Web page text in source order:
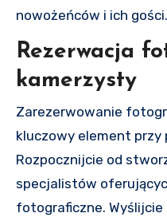
nowożeńców i ich gości.
Rezerwacja
kamerzysty
Zarezerwowanie
kluczowy element przy
Rozpocznijcie od
specjalistów
fotograficzne.